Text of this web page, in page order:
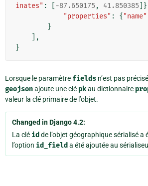
inates" : -87.650175 , 41.850385
"properties" : { "name"
}
],
}
Lorsque le paramètre fields n’est pas
geojsonajoute une clé pkau dictionnaire
valeur la clé primaire de l’objet.
Changed in Django 4.2:
La clé id de l’objet géographique sérialisé a
l’option id_field a été ajoutée au